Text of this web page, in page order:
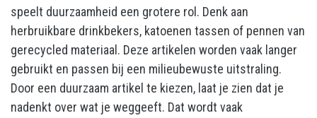
speelt duurzaamheid een grotere rol. Denk aan
herbruikbare drinkbekers, katoenen tassen of pennen van
gerecycled materiaal. Deze artikelen worden vaak langer
gebruikt en passen bij een milieubewuste uitstraling.
Door een duurzaam artikel te kiezen, laat je zien dat je
nadenkt over wat je weggeeft. Dat wordt vaak